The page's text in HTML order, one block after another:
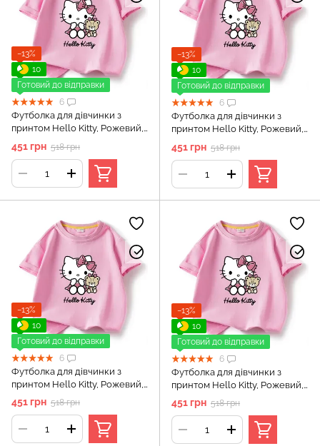
−13%
10
Готовий до відправки
6
Футболка для дівчинки з
принтом Hello Kitty, Рожевий,
451 грн 518 грн
−13%
10
Готовий до відправки
6
Футболка для дівчинки з
принтом Hello Kitty, Рожевий,
451 грн 518 грн
−13%
10
Готовий до відправки
6
Футболка для дівчинки з
принтом Hello Kitty, Рожевий,
451 грн 518 грн
−13%
10
Готовий до відправки
6
Футболка для дівчинки з
принтом Hello Kitty, Рожевий,
451 грн 518 грн